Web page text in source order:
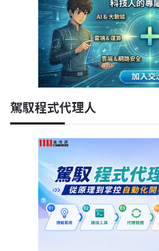
駕馭程式代理人